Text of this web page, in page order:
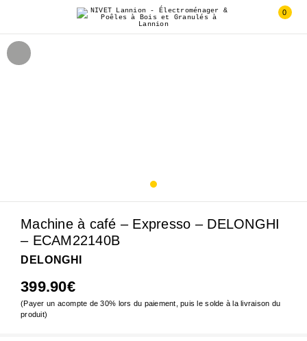
0
Machine à café – Expresso – DELONGHI
– ECAM22140B
DELONGHI
399.90€
(Payer un acompte de 30% lors du paiement, puis le solde à la livraison du
produit)